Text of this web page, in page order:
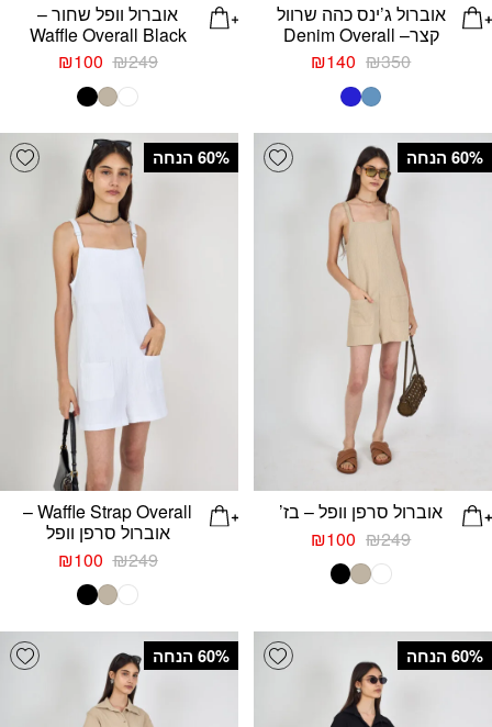
אוברול ג’ינס כהה שרוול
קצר– Denim Overall
₪350
המחיר
המקורי
היה:
₪140
המחיר
אוברול וופל שחור –
Waffle Overall Black
₪249
המחיר
המקורי
היה:
₪100
Add wishlist ‫60% הנחה
אוברול סרפן וופל – בז’
₪249
המחיר
המקורי
היה:
₪100
המחיר
‫60% הנחה
Waffle Strap Overall –
אוברול סרפן וופל
₪249
המחיר
המקורי
היה:
₪100
Add wishlist ‫60% הנחה ‫60% הנחה